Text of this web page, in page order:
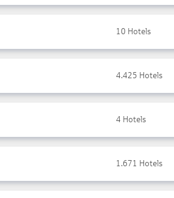
10 Hotels
4.425 Hotels
4 Hotels
1.671 Hotels